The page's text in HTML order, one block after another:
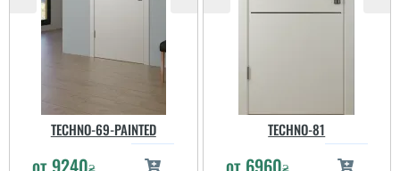
TECHNO-69-PAINTED
от9240
TECHNO-81
от 6960